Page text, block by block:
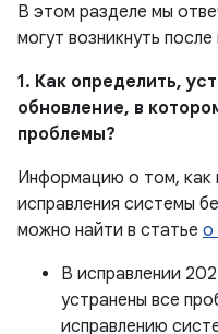
В этом разделе мы
могут возникнуть
1. Как определить,
обновление, в
проблемы?
Информацию о том, как
исправления системы
можно найти в статье о
В исправлении
устранены все
исправлению